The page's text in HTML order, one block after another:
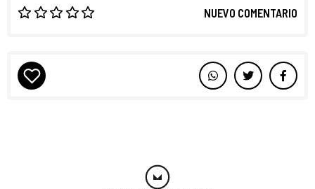
NUEVO COMENTARIO